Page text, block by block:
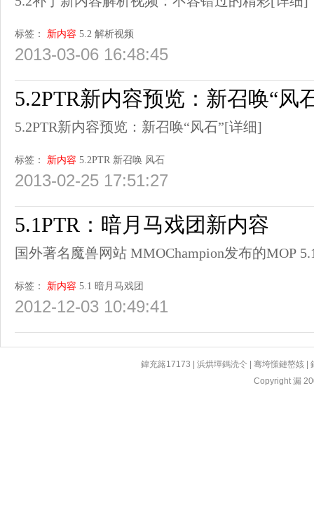
标签： 新内容 5.2 解析视频
2013-03-06 16:48:45
5.2PTR新内容预览：新召唤“风
5.2PTR新内容预览：新召唤“风石”[详细]
标签： 新内容 5.2PTR 新召唤 风石
2013-02-25 17:51:27
5.1PTR：暗月马戏团新内容
国外著名魔兽网站 MMOChampion发布的MOP
标签： 新内容 5.1 暗月马戏团
2012-12-03 10:49:41
鍏充簬17173 |浜烘墠鎷涜仒 |骞垮憡鏈嶅姟 |
Copyright 漏